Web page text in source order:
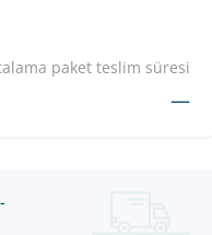
paket teslim süresi
—